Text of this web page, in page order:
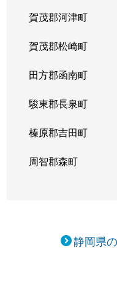
賀茂郡河津町
賀茂郡松崎町
田方郡函南町
駿東郡長泉町
榛原郡吉田町
周智郡森町
静岡県